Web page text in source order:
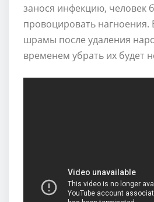
занося инфекцию, человек
провоцировать нагноения.
шрамы после удаления
временем убрать их будет